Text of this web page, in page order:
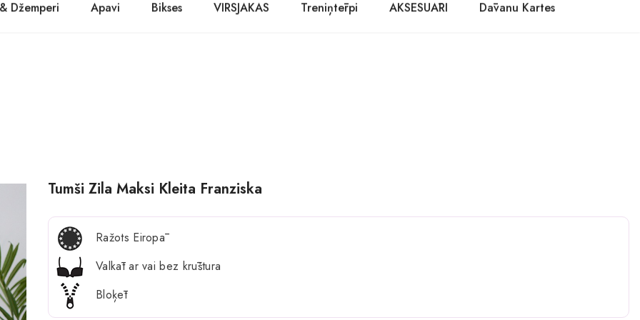
PASŪTĪT TŪLĪT! Prece tiks piegādāta 1-3 dienu laikā.
Džemperi Apavi Bikses VIRSJAKAS Treniņtērpi AKSESUĀRI Dāvanu Kartes
Tumši Zila Maksi Kleita Franziska
Ražots Eiropā
Valkāt ar vai bez krūštura
Bloķēt